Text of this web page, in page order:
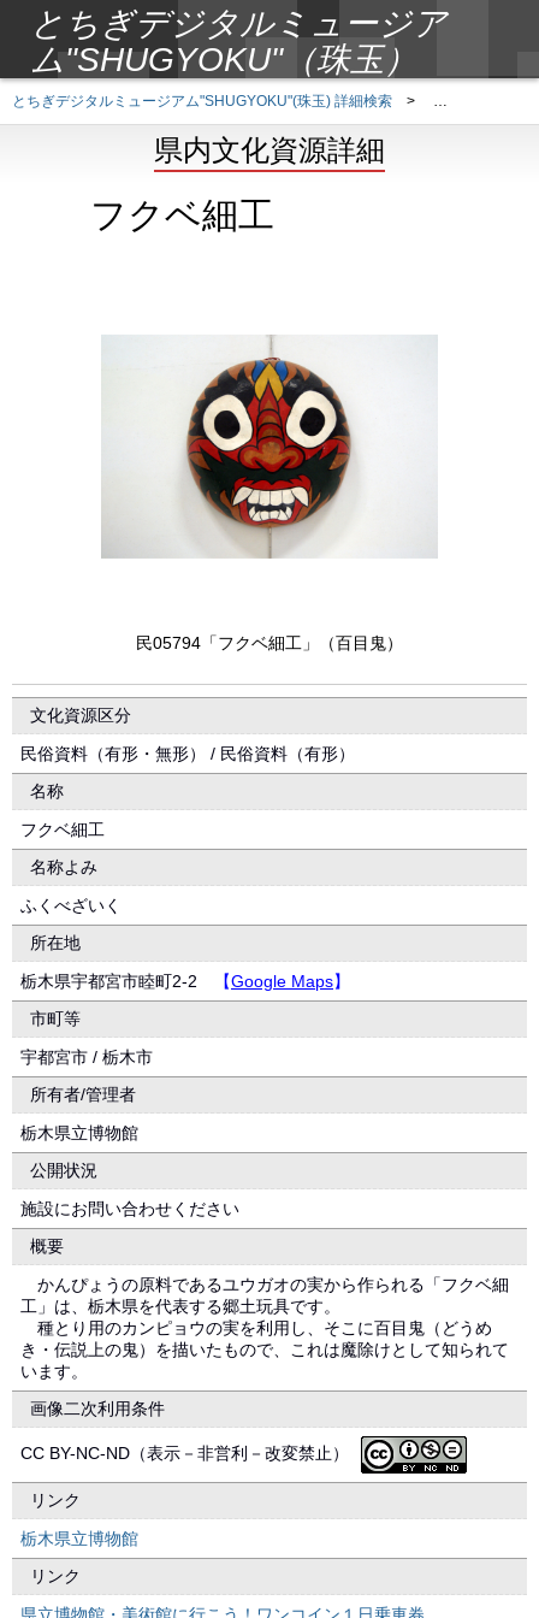
とちぎデジタルミュージア
ム"SHUGYOKU"（珠玉）
とちぎデジタルミュージアム"SHUGYOKU"(珠玉) 詳細検索 > 県内文化資源詳
県内文化資源詳細
フクベ細工
民05794「フクベ細工」（百目鬼）
文化資源区分
民俗資料（有形・無形） / 民俗資料（有形）
名称
フクベ細工
名称よみ
ふくべざいく
所在地
栃木県宇都宮市睦町2-2
【Google Maps】
市町等
宇都宮市 / 栃木市
所有者/管理者
栃木県立博物館
公開状況
施設にお問い合わせください
概要
かんぴょうの原料であるユウガオの実から作られる「フクベ細
工」は、栃木県を代表する郷土玩具です。
種とり用のカンピョウの実を利用し、そこに百目鬼（どうめ
き・伝説上の鬼）を描いたもので、これは魔除けとして知られて
います。
画像二次利用条件
CC BY-NC-ND（表示－非営利－改変禁止）
リンク
栃木県立博物館
リンク